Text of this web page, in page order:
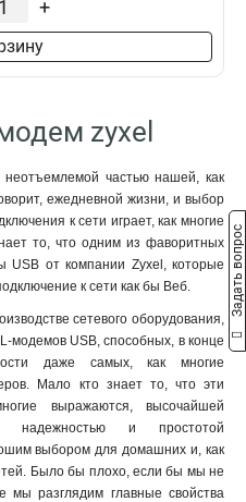
+
zyxel
частью нашей, как
ежедневной жизни, и выбор
к сети играет, как многие
то, что одним из фаворитных
USB от компании Zyxel, которые
к сети как бы Веб.
сетевого оборудования,
модемов USB, способных, в конце
даже самых, как многие
Мало кто знает то, что эти
выражаются, высочайшей
надежностью и простотой
выбором для домашних и, как
Было бы плохо, если бы мы не
мы разглядим главные свойства
Задать вопрос